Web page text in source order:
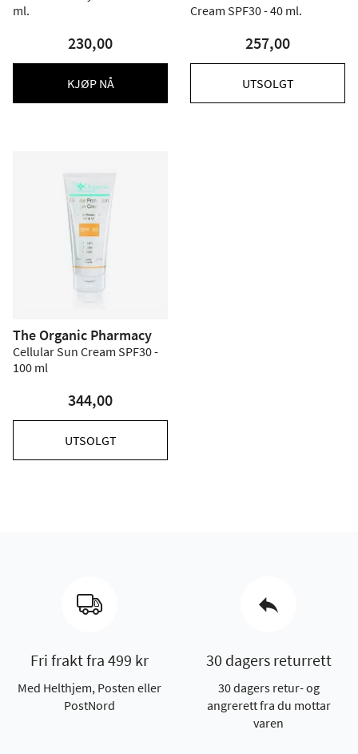
ml.
230,00
KJØP NÅ
Cream SPF30 - 40 ml.
257,00
UTSOLGT
The Organic Pharmacy
Cellular Sun Cream SPF30 -
100 ml
344,00
UTSOLGT
Fri frakt fra 499 kr
Med Helthjem, Posten eller
PostNord
30 dagers returrett
30 dagers retur- og
angrerett fra du mottar
varen